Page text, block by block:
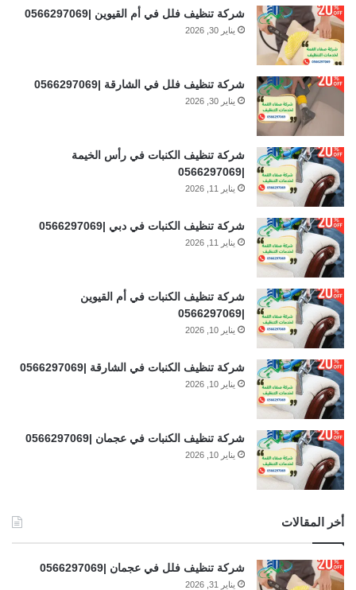
شركة تنظيف فلل في أم القيوين |0566297069
يناير 30, 2026
شركة تنظيف فلل في الشارقة |0566297069
يناير 30, 2026
شركة تنظيف الكنبات في رأس الخيمة
|0566297069
يناير 11, 2026
شركة تنظيف الكنبات في دبي |0566297069
يناير 11, 2026
شركة تنظيف الكنبات في أم القيوين
|0566297069
يناير 10, 2026
شركة تنظيف الكنبات في الشارقة |0566297069
يناير 10, 2026
شركة تنظيف الكنبات في عجمان |0566297069
يناير 10, 2026
أخر المقالات
شركة تنظيف فلل في عجمان |0566297069
يناير 31, 2026